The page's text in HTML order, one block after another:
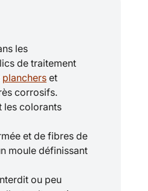
les
de traitement
planchers et
corrosifs.
les colorants
et de fibres de
moule définissant
ou peu